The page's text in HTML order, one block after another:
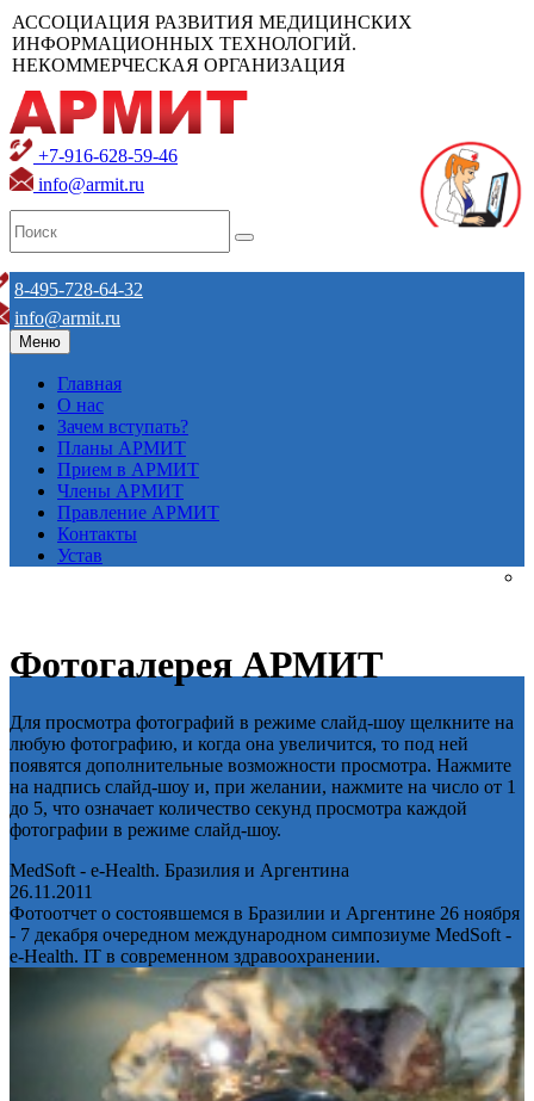
АССОЦИАЦИЯ РАЗВИТИЯ МЕДИЦИНСКИХ
ИНФОРМАЦИОННЫХ ТЕХНОЛОГИЙ.
НЕКОММЕРЧЕСКАЯ ОРГАНИЗАЦИЯ
+7-916-628-59-46
info@armit.ru
8-495-728-64-32
info@armit.ru
Меню
Главная
О нас
Зачем вступать?
Планы АРМИТ
Прием в АРМИТ
Члены АРМИТ
Правление АРМИТ
Контакты
Устав
Фотогалерея АРМИТ
Для просмотра фотографий в режиме слайд-шоу щелкните на
любую фотографию, и когда она увеличится, то под ней
появятся дополнительные возможности просмотра. Нажмите
на надпись слайд-шоу и, при желании, нажмите на число от 1
до 5, что означает количество секунд просмотра каждой
фотографии в режиме слайд-шоу.
MedSoft - e-Health. Бразилия и Аргентина
26.11.2011
Фотоотчет о состоявшемся в Бразилии и Аргентине 26 ноября
- 7 декабря очередном международном симпозиуме MedSoft -
e-Health. IT в современном здравоохранении.